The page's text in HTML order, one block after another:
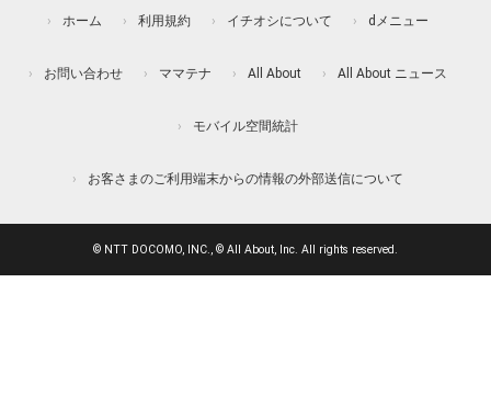
ホーム 利用規約 イチオシについて dメニュー
お問い合わせ ママテナ All About All About ニュース
モバイル空間統計
お客さまのご利用端末からの情報の外部送信について
© NTT DOCOMO, INC., © All About, Inc. All rights reserved.